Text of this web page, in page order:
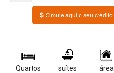
$Simule aqui o seu crédito
Quartos suítes
área